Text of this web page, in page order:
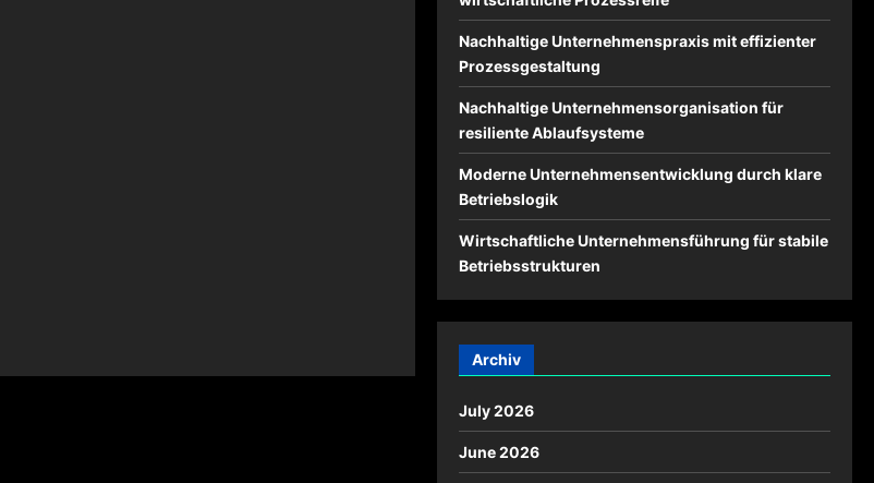
Nachhaltige Unternehmenspraxis mit effizienter
Prozessgestaltung
Nachhaltige Unternehmensorganisation für
resiliente Ablaufsysteme
Moderne Unternehmensentwicklung durch klare
Betriebslogik
Wirtschaftliche Unternehmensführung für stabile
Betriebsstrukturen
Archiv
July 2026
June 2026